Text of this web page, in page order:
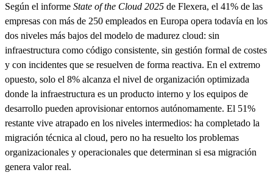
Según el informe State of the Cloud 2025 de Flexera, el 41% de las
empresas con más de 250 empleados en Europa opera todavía en los
dos niveles más bajos del modelo de madurez cloud: sin
infraestructura como código consistente, sin gestión formal de costes
y con incidentes que se resuelven de forma reactiva. En el extremo
opuesto, solo el 8% alcanza el nivel de organización optimizada
donde la infraestructura es un producto interno y los equipos de
desarrollo pueden aprovisionar entornos autónomamente. El 51%
restante vive atrapado en los niveles intermedios: ha completado la
migración técnica al cloud, pero no ha resuelto los problemas
organizacionales y operacionales que determinan si esa migración
genera valor real.